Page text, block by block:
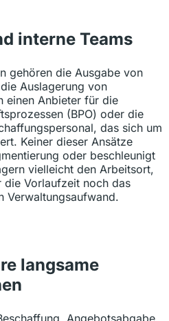
interne Teams
gehören die Ausgabe von
Auslagerung von
einen Anbieter für die
(BPO) oder die
das sich um
Keiner dieser Ansätze
oder beschleunigt
vielleicht den Arbeitsort,
Vorlaufzeit noch das
Verwaltungsaufwand.
langsame